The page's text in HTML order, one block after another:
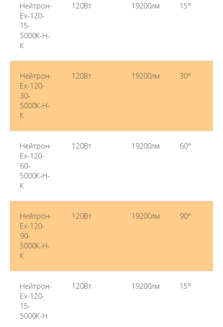
Нейтрон-
Ex-120-
15-
5000К-Н-
К
120Вт 19200лм 15°
Нейтрон-
Ex-120-
30-
5000К-Н-
К
120Вт 19200лм 30°
Нейтрон-
Ex-120-
60-
5000К-Н-
К
120Вт 19200лм 60°
Нейтрон-
Ex-120-
90-
5000К-Н-
К
120Вт 19200лм 90°
Нейтрон-
Ex-120-
15-
5000К-Н
120Вт 19200лм 15°